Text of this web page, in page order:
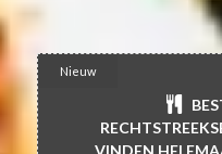
Nieuw
VINDEN